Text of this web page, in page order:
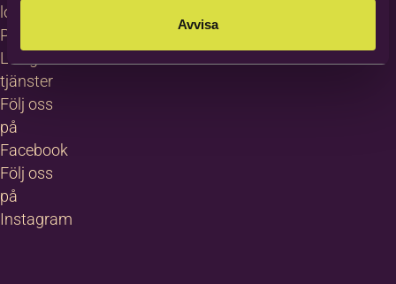
Avvisa
logotyp
Pressrum
Lediga
tjänster
Följ oss
på
Facebook
Följ oss
på
Instagram